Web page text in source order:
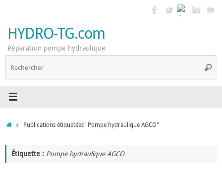
contenu
HYDRO-TG.com
Réparation pompe hydraulique
AccueilPublications étiquetées "Pompe hydraulique AGCO"
Étiquette : Pompe hydraulique AGCO